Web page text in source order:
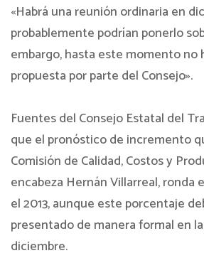
«Habrá una reunión ordinaria en
probablemente podrían ponerlo
embargo, hasta este momento no
propuesta por parte del Consejo».
Fuentes del Consejo Estatal del
que el pronóstico de incremento
Comisión de Calidad, Costos y
encabeza Hernán Villarreal, ronda
el 2013, aunque este porcentaje
presentado de manera formal en
diciembre.